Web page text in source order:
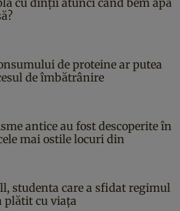
de proteine ar putea
de îmbătrânire
antice au fost descoperite în
mai ostile locuri din
studenta care a sfidat regimul
plătit cu viața